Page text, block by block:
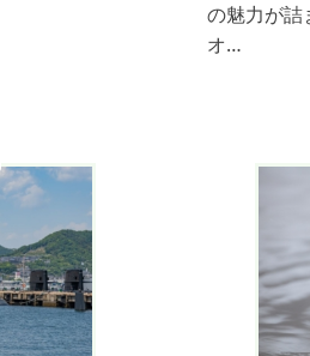
の魅力が詰
オ…